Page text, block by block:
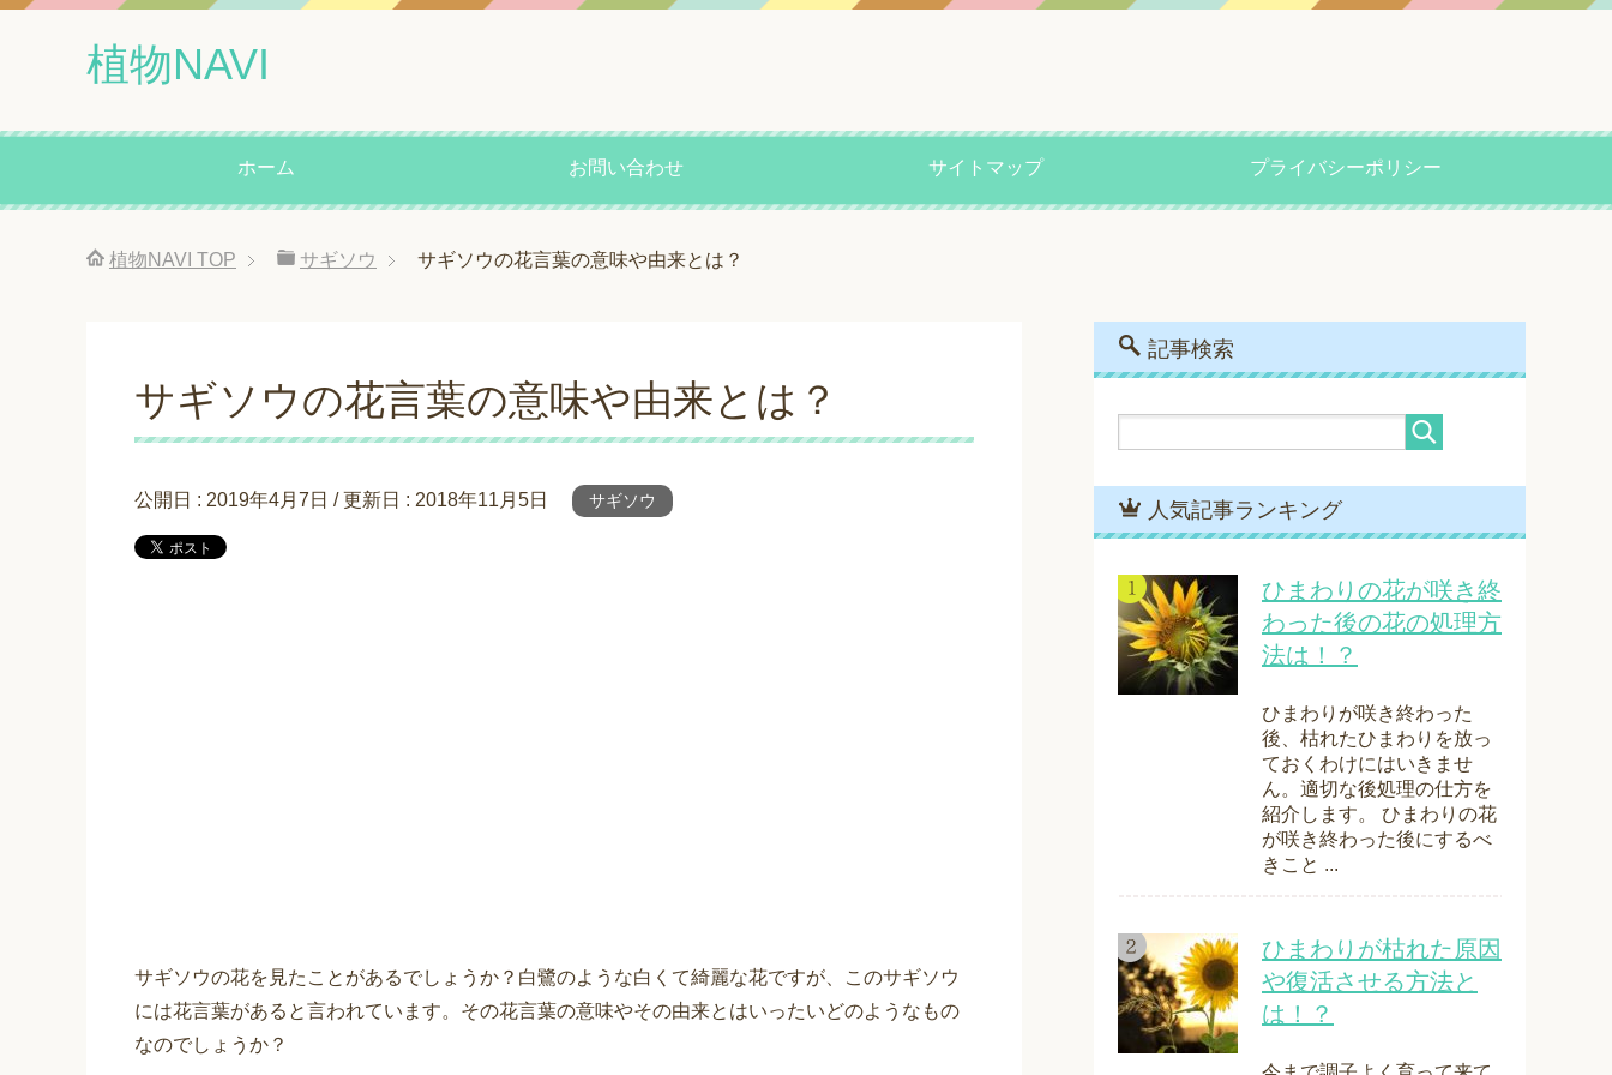
植物NAVI
ホーム お問い合わせ サイトマップ プライバシーポリシー
植物NAVI TOP サギソウ サギソウの花言葉の意味や由来とは？
サギソウの花言葉の意味や由来とは？
公開日 : 2019年4月7日 / 更新日 : 2018年11月5日 サギソウ
サギソウの花を見たことがあるでしょうか？白鷺のような白くて綺麗な花ですが、このサギソウ
には花言葉があると言われています。その花言葉の意味やその由来とはいったいどのようなもの
なのでしょうか？
記事検索
人気記事ランキング
ひまわりの花が咲き終
わった後の花の処理方
法は！？
ひまわりが咲き終わった
後、枯れたひまわりを放っ
ておくわけにはいきませ
ん。適切な後処理の仕方を
紹介します。 ひまわりの花
が咲き終わった後にするべ
きこと ...
ひまわりが枯れた原因
や復活させる方法と
は！？